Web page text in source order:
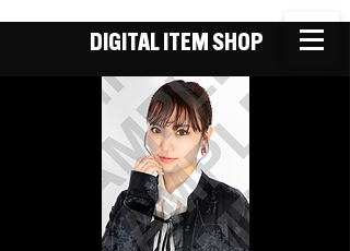
DIGITAL ITEM SHOP